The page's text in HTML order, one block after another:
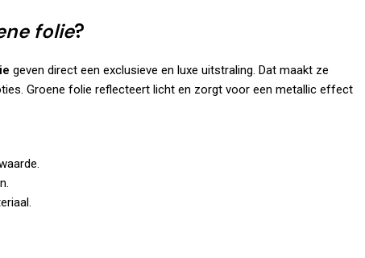
folie?
geven direct een exclusieve en luxe uitstraling. Dat maakt ze
Groene folie reflecteert licht en zorgt voor een metallic effect